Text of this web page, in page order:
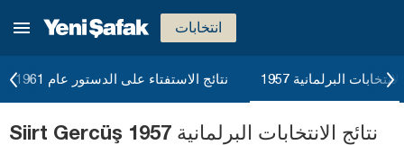
انتخابات
نتائج الاستفتاء على الدستور عام 1961 البرلمانية 1957
Siirt Gercüş نتائج الانتخابات البرلمانية 1957